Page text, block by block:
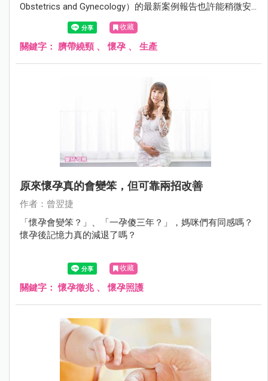
Obstetrics and Gynecology）的最新案例報告也許能稍微安
撫一下孕媽咪的緊張心情。
收藏
關鍵字： 臍帶繞頸 、懷孕 、 生產
原來懷孕真的會變笨，但可靠兩招改善
作者：曾翌捷
「懷孕會變笨？」、「一孕傻三年？」，媽咪們有同感嗎？
懷孕後記憶力真的減退了嗎？
收藏
關鍵字：懷孕徵兆、懷孕照護